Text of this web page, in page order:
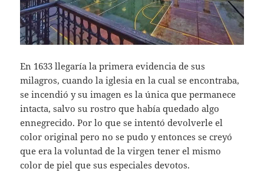
En 1633 llegaría la primera evidencia de sus
milagros, cuando la iglesia en la cual se encontraba,
se incendió y su imagen es la única que permanece
intacta, salvo su rostro que había quedado algo
ennegrecido. Por lo que se intentó devolverle el
color original pero no se pudo y entonces se creyó
que era la voluntad de la virgen tener el mismo
color de piel que sus especiales devotos.